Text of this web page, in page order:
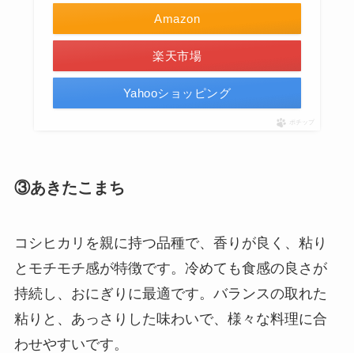
Amazon
楽天市場
Yahooショッピング
ポチップ
③あきたこまち
コシヒカリを親に持つ品種で、香りが良く、粘り
とモチモチ感が特徴です。冷めても食感の良さが
持続し、おにぎりに最適です。バランスの取れた
粘りと、あっさりした味わいで、様々な料理に合
わせやすいです。